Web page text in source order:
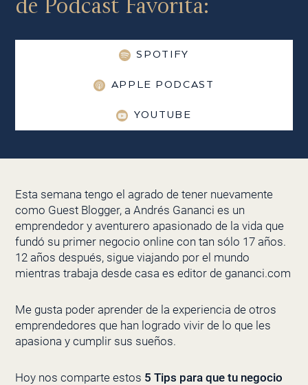
de Podcast Favorita:
SPOTIFY
APPLE PODCAST
YOUTUBE
Esta semana tengo el agrado de tener nuevamente
como Guest Blogger, a Andrés Gananci es un
emprendedor y aventurero apasionado de la vida que
fundó su primer negocio online con tan sólo 17 años.
12 años después, sigue viajando por el mundo
mientras trabaja desde casa es editor de gananci.com
Me gusta poder aprender de la experiencia de otros
emprendedores que han logrado vivir de lo que les
apasiona y cumplir sus sueños.
Hoy nos comparte estos 5 Tips para que tu negocio